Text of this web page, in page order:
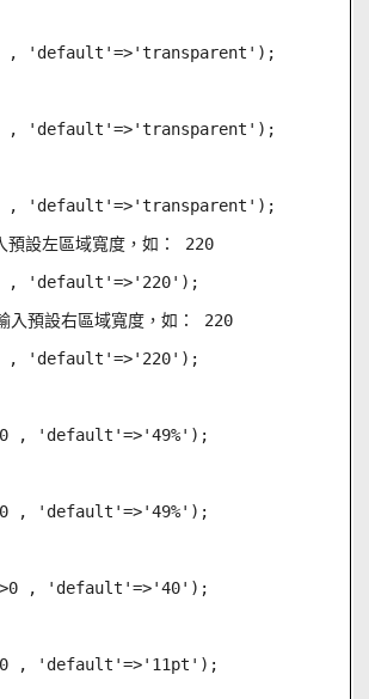
, 'default'=>'transparent');
, 'default'=>'transparent');
, 'default'=>'transparent');
設左區域寬度，如： 220
, 'default'=>'220');
預設右區域寬度，如： 220
, 'default'=>'220');
, 'default'=>'49%');
, 'default'=>'49%');
, 'default'=>'40');
, 'default'=>'11pt');